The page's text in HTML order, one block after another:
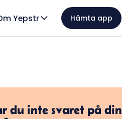
Yepstr Hämta app
du inte svaret på din